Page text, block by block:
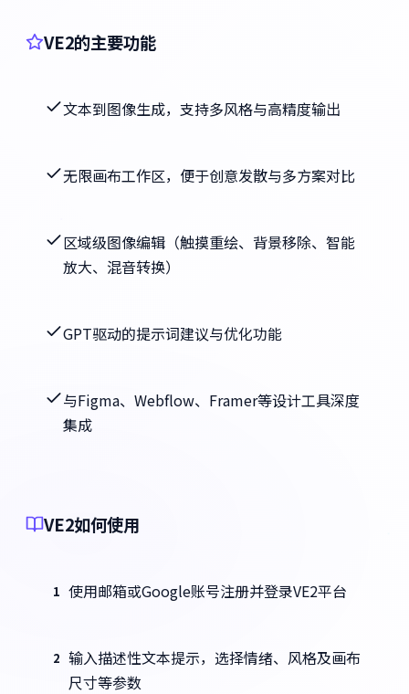
VE2的主要功能
文本到图像生成，支持多风格与高精度输出
无限画布工作区，便于创意发散与多方案对比
区域级图像编辑（触摸重绘、背景移除、智能
放大、混音转换）
GPT驱动的提示词建议与优化功能
与Figma、Webflow、Framer等设计工具深度
集成
VE2如何使用
1 使用邮箱或Google账号注册并登录VE2平台
2 输入描述性文本提示，选择情绪、风格及画布
尺寸等参数